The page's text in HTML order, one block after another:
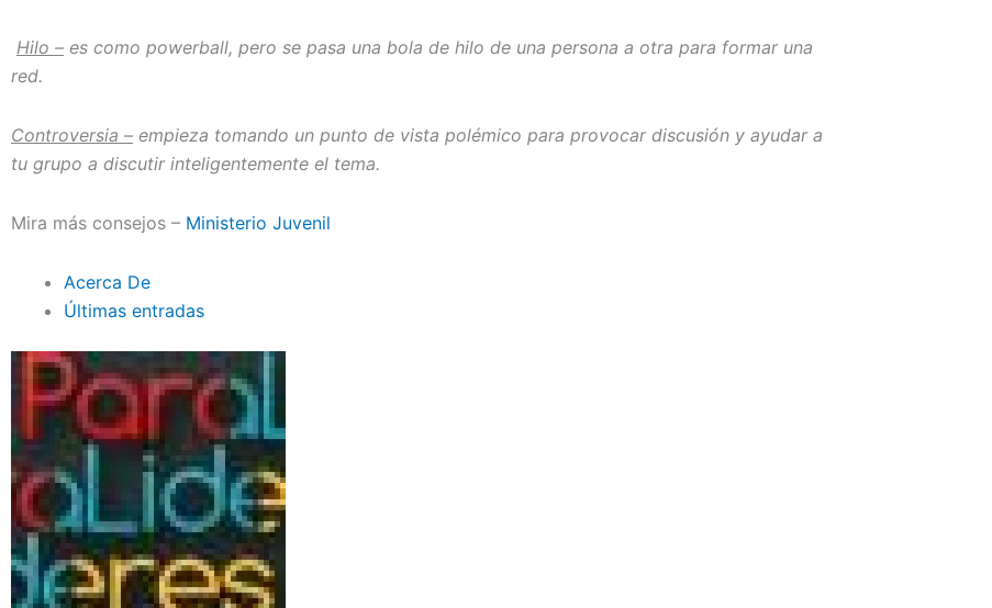
Hilo – es como powerball, pero se pasa una bola de hilo de una persona a otra para formar una
red.
Controversia – empieza tomando un punto de vista polémico para provocar discusión y ayudar a
tu grupo a discutir inteligentemente el tema.
Mira más consejos – Ministerio Juvenil
Acerca De
Últimas entradas